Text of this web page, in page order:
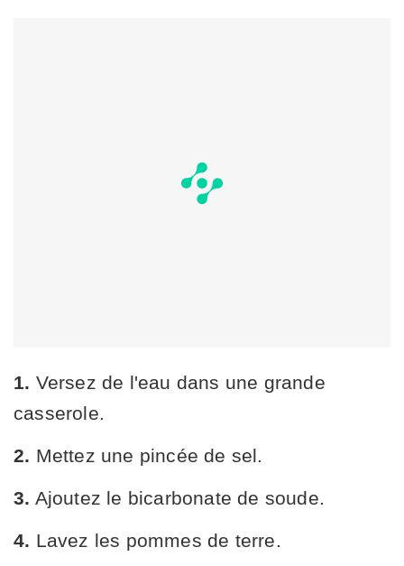
1. Versez de l'eau dans une grande
casserole.
2. Mettez une pincée de sel.
3. Ajoutez le bicarbonate de soude.
4. Lavez les pommes de terre.